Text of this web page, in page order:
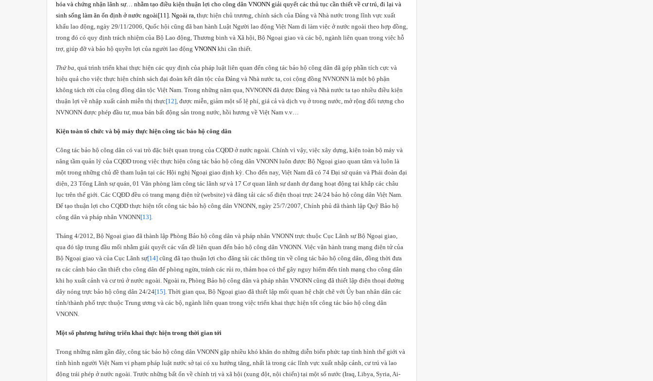
hóa và chứng nhận lãnh sự… nhằm tạo điều kiện thuận lợi cho công dân VNONN giải quyết các thủ tục cần thiết về cư trú, đi lại và
sinh sống làm ăn ổn định ở nước ngoài[11]. Ngoài ra, thực hiện chủ trương, chính sách của Đảng và Nhà nước trong lĩnh vực xuất
khẩu lao động, ngày 29/11/2006, Quốc hội cũng đã ban hành Luật Người lao động Việt Nam đi làm việc ở nước ngoài theo hợp đồng,
trong đó có quy định trách nhiệm của Bộ Lao động, Thương binh và Xã hội, Bộ Ngoại giao và các bộ, ngành liên quan trong việc hỗ
trợ, giúp đỡ và bảo hộ quyền lợi của người lao động VNONN khi cần thiết.
Thứ ba, quá trình triển khai thực hiện các quy định của pháp luật liên quan đến công tác bảo hộ công dân đã góp phần tích cực và
hiệu quả cho việc thực hiện chính sách đại đoàn kết dân tộc của Đảng và Nhà nước ta, coi cộng đồng NVNONN là một bộ phận
không tách rời của cộng đồng dân tộc Việt Nam. Trong những năm qua, NVNONN đã được Đảng và Nhà nước ta tạo nhiều điều kiện
thuận lợi về nhập xuất cảnh miễn thị thực[12], được miễn, giảm một số lệ phí, giá cả và dịch vụ ở trong nước, mở rộng đối tượng cho
NVNONN được phép đầu tư, mua bán bất động sản trong nước, hồi hương về Việt Nam v.v…
Kiện toàn tổ chức và bộ máy thực hiện công tác bảo hộ công dân
Công tác bảo hộ công dân có vai trò đặc biệt quan trọng của CQĐD ở nước ngoài. Chính vì vậy, việc xây dựng, kiện toàn bộ máy và
nâng tầm quản lý của CQĐD trong việc thực hiện công tác bảo hộ công dân VNONN luôn được Bộ Ngoại giao quan tâm và luôn là
một trong những chủ đề tham luận tại các Hội nghị Ngoại giao định kỳ. Cho đến nay, Việt Nam đã có 74 Đại sứ quán và Phái đoàn đại
diện, 23 Tổng Lãnh sự quán, 01 Văn phòng làm công tác lãnh sự và 17 Cơ quan lãnh sự danh dự đang hoạt động tại khắp các châu
lục trên thế giới. Các CQĐD đều có trang mạng điện tử (website) và đăng tải các số điện thoại trực 24/24 bảo hộ công dân Việt Nam.
Để tạo thuận lợi cho CQĐD thực hiện tốt công tác bảo hộ công dân VNONN, ngày 25/7/2007, Chính phủ đã thành lập Quỹ Bảo hộ
công dân và pháp nhân VNONN[13].
Tháng 4/2012, Bộ Ngoại giao đã thành lập Phòng Bảo hộ công dân và pháp nhân VNONN trực thuộc Cục Lãnh sự Bộ Ngoại giao,
qua đó tập trung đầu mối nhằm giải quyết các vấn đề liên quan đến bảo hộ công dân VNONN. Việc vận hành trang mạng điện tử của
Bộ Ngoại giao và của Cục Lãnh sự[14] cũng đã tạo thuận lợi cho đăng tải các thông tin về công tác bảo hộ công dân, đồng thời đưa
ra các cảnh báo cần thiết cho công dân để phòng ngừa, tránh các rủi ro, thảm họa có thể gây nguy hiểm đến tính mạng cho công dân
khi họ xuất cảnh và cư trú ở nước ngoài. Ngoài ra, Phòng Bảo hộ công dân và pháp nhân VNONN cũng đã thiết lập điện thoại đường
dây nóng trực bảo hộ công dân 24/24[15]. Thời gian qua, Bộ Ngoại giao đã thiết lập mối quan hệ chặt chẽ với Ủy ban nhân dân các
tỉnh/thành phố trực thuộc Trung ương và các bộ, ngành liên quan trong việc triển khai thực hiện tốt công tác bảo hộ công dân
VNONN.
Một số phương hướng triển khai thực hiện trong thời gian tới
Trong những năm gần đây, công tác bảo hộ công dân VNONN gặp nhiều khó khăn do những diễn biến phức tạp tình hình thế giới và
tình hình người Việt Nam vi phạm pháp luật nước sở tại có xu hướng tăng, nhất là trong các lĩnh vực xuất nhập cảnh, cư trú và lao
động trái phép ở nước ngoài. Trước những bất ổn về chính trị và xã hội (xung đột, nội chiến) tại một số nước (Iraq, Libya, Syria, Ai-